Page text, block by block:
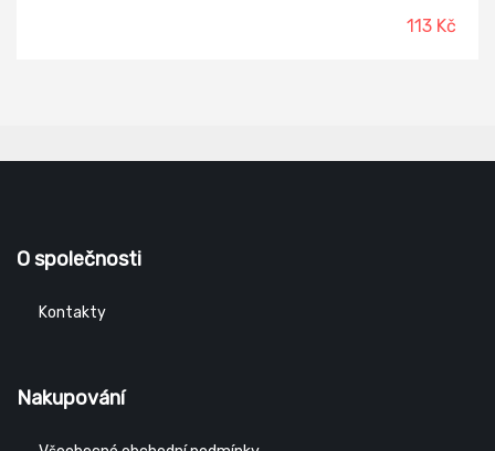
113 Kč
O společnosti
Kontakty
Nakupování